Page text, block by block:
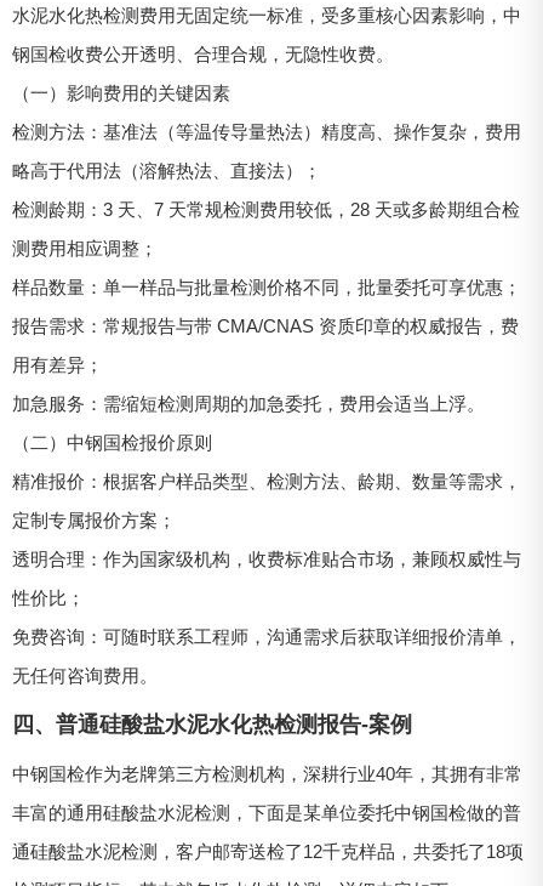
水泥水化热检测费用无固定统一标准，受多重核心因素影响，中
钢国检收费公开透明、合理合规，无隐性收费。
（一）影响费用的关键因素
检测方法：基准法（等温传导量热法）精度高、操作复杂，费用
略高于代用法（溶解热法、直接法）；
检测龄期：3 天、7 天常规检测费用较低，28 天或多龄期组合检
测费用相应调整；
样品数量：单一样品与批量检测价格不同，批量委托可享优惠；
报告需求：常规报告与带 CMA/CNAS 资质印章的权威报告，费
用有差异；
加急服务：需缩短检测周期的加急委托，费用会适当上浮。
（二）中钢国检报价原则
精准报价：根据客户样品类型、检测方法、龄期、数量等需求，
定制专属报价方案；
透明合理：作为国家级机构，收费标准贴合市场，兼顾权威性与
性价比；
免费咨询：可随时联系工程师，沟通需求后获取详细报价清单，
无任何咨询费用。
四、普通硅酸盐水泥水化热检测报告-案例
中钢国检作为老牌第三方检测机构，深耕行业40年，其拥有非常
丰富的通用硅酸盐水泥检测，下面是某单位委托中钢国检做的普
通硅酸盐水泥检测，客户邮寄送检了12千克样品，共委托了18项